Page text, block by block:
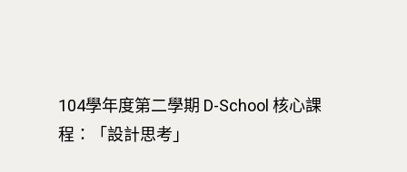
104學年度第二學期 D-School 核心課
程：「設計思考」